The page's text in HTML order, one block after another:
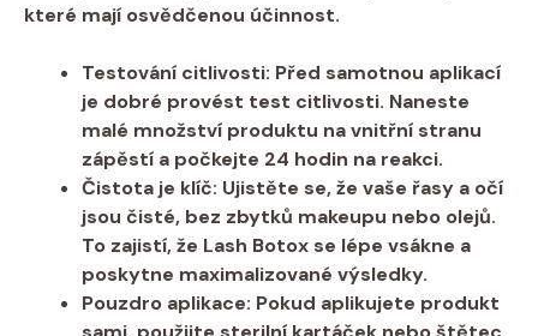
které mají osvědčenou účinnost.
Testování citlivosti: Před samotnou aplikací
je dobré provést test citlivosti. Naneste
malé množství produktu na vnitřní stranu
zápěstí a počkejte 24 hodin na reakci.
Čistota je klíč: Ujistěte se, že vaše řasy a očí
jsou čisté, bez zbytků makeupu nebo olejů.
To zajistí, že Lash Botox se lépe vsákne a
poskytne maximalizované výsledky.
Pouzdro aplikace: Pokud aplikujete produkt